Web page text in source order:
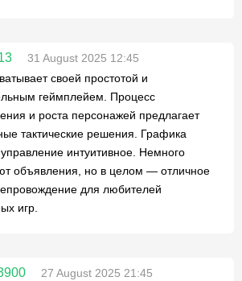
31 August 2025 12:45
своей простотой и
геймплейем. Процесс
и роста персонажей предлагает
тактические решения. Графика
интуитивное. Немного
объявления, но в целом — отличное
для любителей
игр.
27 August 2025 21:45